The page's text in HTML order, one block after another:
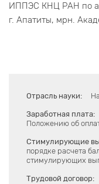
ИППЭС КНЦ РАН по
г. Апатиты, мрн.
Отрасль науки:
Заработная плата:
Положению об
Стимулирующие
порядке расчета
стимулирующих
Трудовой договор: